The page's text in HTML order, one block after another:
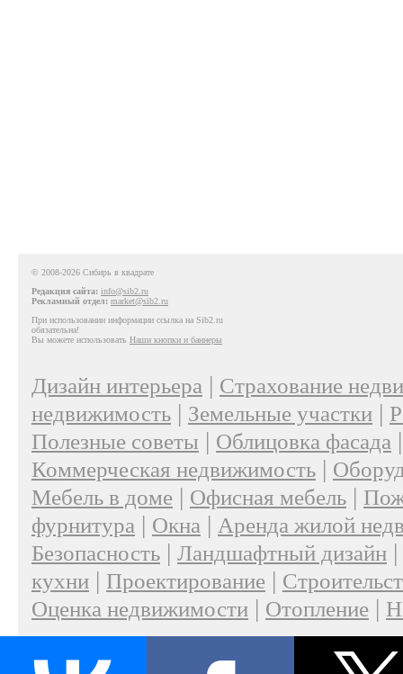
© 2008-2026 Сибирь в квадрате
Редакция сайта: info@sib2.ru
Рекламный отдел: market@sib2.ru
При использовании информации ссылка на Sib2.ru
обязательна!
Вы можете использовать Наши кнопки и баннеры
Дизайн интерьера | Страхование
недвижимость | Земельные участки |
Полезные советы | Облицовка фасада
Коммерческая недвижимость |
Мебель в доме | Офисная мебель |
фурнитура | Окна | Аренда жилой
Безопасность | Ландшафтный дизайн |
кухни | Проектирование |
Оценка недвижимости | Отопление |
О проекте|